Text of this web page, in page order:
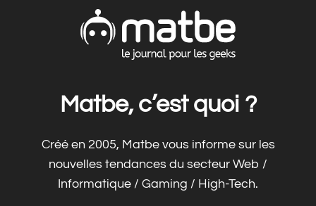
Matbe, c’est quoi ?
Créé en 2005, Matbe vous informe sur les
nouvelles tendances du secteur Web /
Informatique / Gaming / High-Tech.